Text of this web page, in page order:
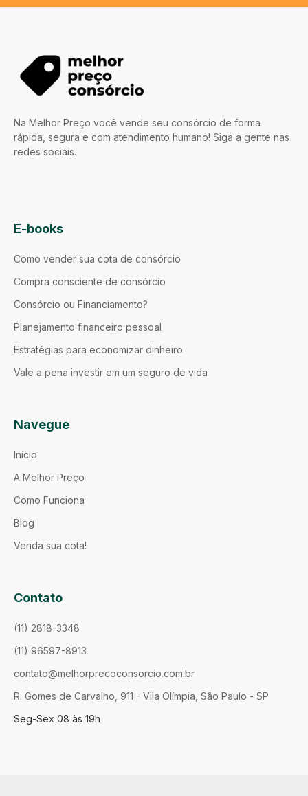
Na Melhor Preço você vende seu consórcio de forma
rápida, segura e com atendimento humano! Siga a gente nas
redes sociais.
E-books
Como vender sua cota de consórcio
Compra consciente de consórcio
Consórcio ou Financiamento?
Planejamento financeiro pessoal
Estratégias para economizar dinheiro
Vale a pena investir em um seguro de vida
Navegue
Início
A Melhor Preço
Como Funciona
Blog
Venda sua cota!
Contato
(11) 2818-3348
(11) 96597-8913
contato@melhorprecoconsorcio.com.br
R. Gomes de Carvalho, 911 - Vila Olímpia, São Paulo - SP
Seg-Sex 08 às 19h